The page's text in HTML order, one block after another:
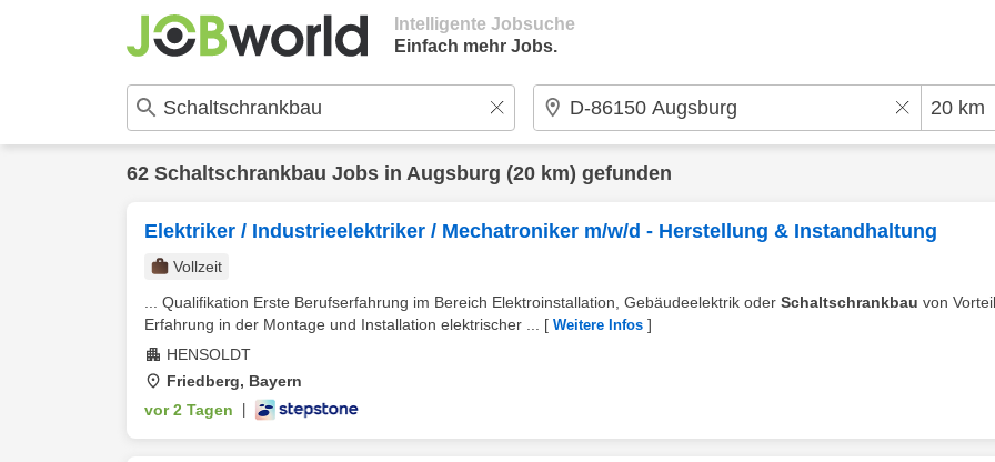
Intelligente Jobsuche
Einfach mehr Jobs.
62 Schaltschrankbau Jobs in Augsburg (20 km) gefunden
Elektriker / Industrieelektriker / Mechatroniker m/w/d - Herstellung & Instandhaltung
Vollzeit
... Qualifikation Erste Berufserfahrung im Bereich Elektroinstallation, Gebäudeelektrik oder Schaltschrankbau von Vorteil
Erfahrung in der Montage und Installation elektrischer ...
[ Weitere Infos ]
HENSOLDT
Friedberg, Bayern
vor 2 Tagen